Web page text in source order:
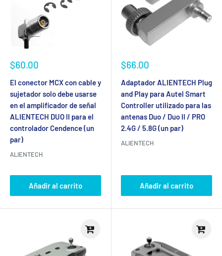
Precio
venta
$60.00
El conector MCX con cable y
sujetador solo debe usarse
en el amplificador de señal
ALIENTECH DUO II para el
controlador Cendence (un
par)
ALIENTECH
Añadir al carrito
Precio
venta
$66.00
Adaptador ALIENTECH Plug
and Play para Autel Smart
Controller utilizado para las
antenas Duo / Duo II / PRO
2.4G / 5.8G (un par)
ALIENTECH
Añadir al carrito